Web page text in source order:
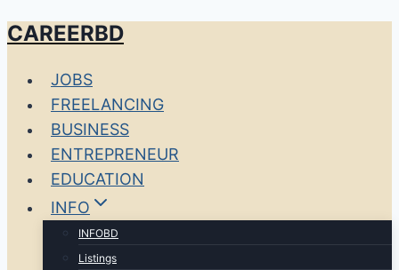
Skip
content
CAREERBD
JOBS
FREELANCING
BUSINESS
ENTREPRENEUR
EDUCATION
INFO
INFOBD
Listings